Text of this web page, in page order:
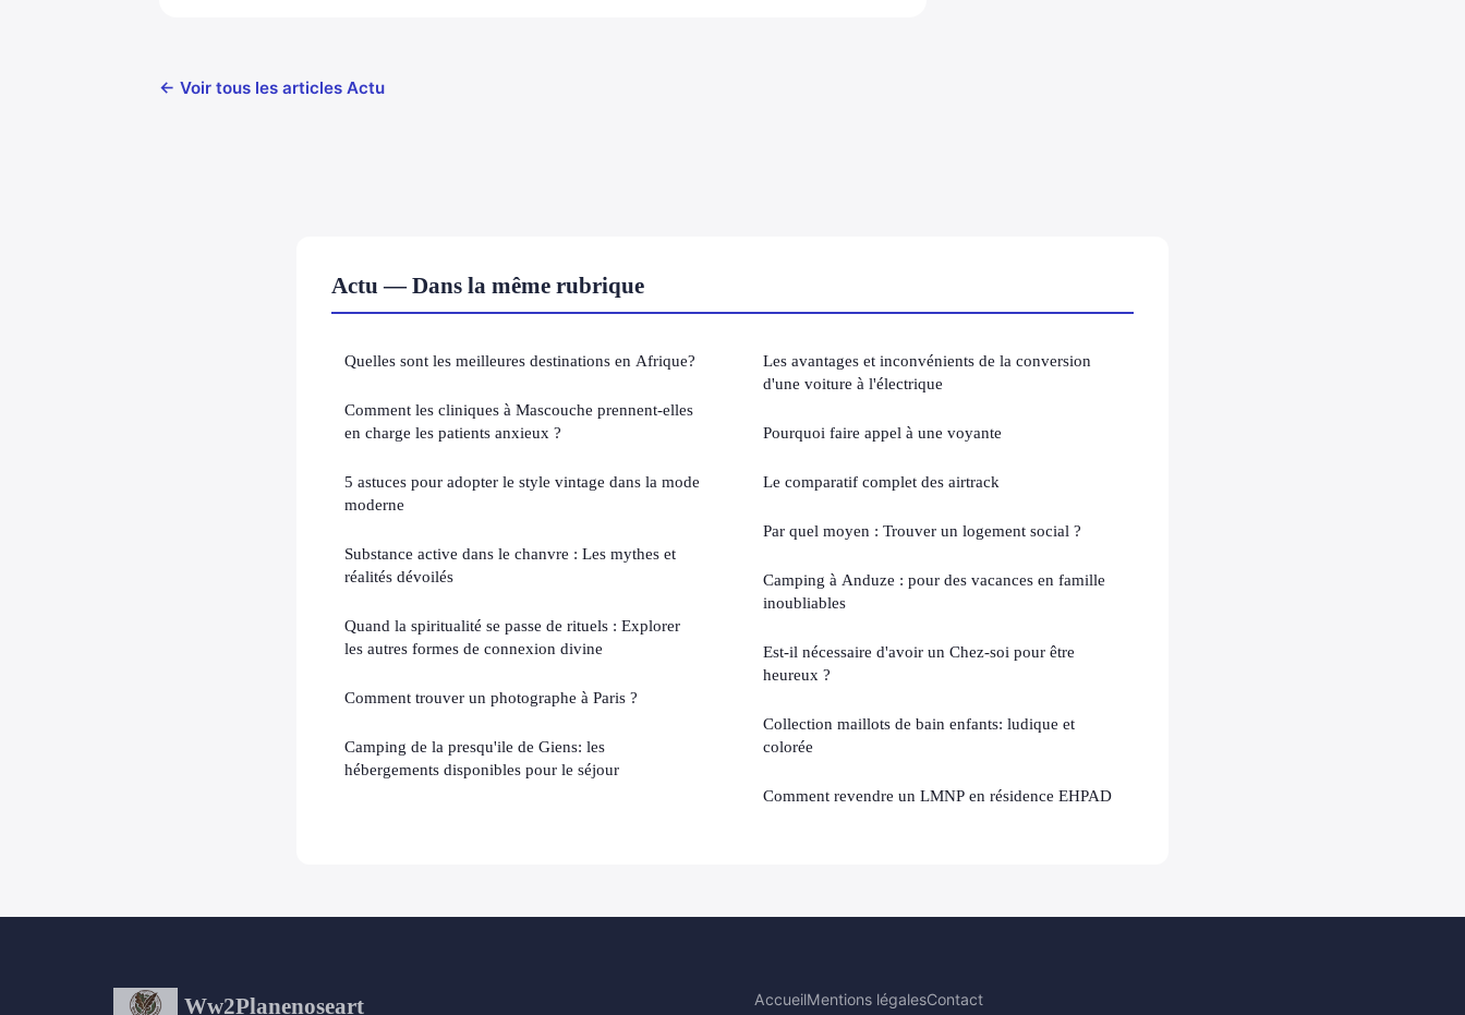
← Voir tous les articles Actu
Actu — Dans la même rubrique
Quelles sont les meilleures destinations en Afrique?
Comment les cliniques à Mascouche prennent-elles
en charge les patients anxieux ?
5 astuces pour adopter le style vintage dans la mode
moderne
Substance active dans le chanvre : Les mythes et
réalités dévoilés
Quand la spiritualité se passe de rituels : Explorer
les autres formes de connexion divine
Comment trouver un photographe à Paris ?
Camping de la presqu'ile de Giens: les
hébergements disponibles pour le séjour
Les avantages et inconvénients de la conversion
d'une voiture à l'électrique
Pourquoi faire appel à une voyante
Le comparatif complet des airtrack
Par quel moyen : Trouver un logement social ?
Camping à Anduze : pour des vacances en famille
inoubliables
Est-il nécessaire d'avoir un Chez-soi pour être
heureux ?
Collection maillots de bain enfants: ludique et
colorée
Comment revendre un LMNP en résidence EHPAD
Ww2Planenoseart AccueilMentions légalesContact